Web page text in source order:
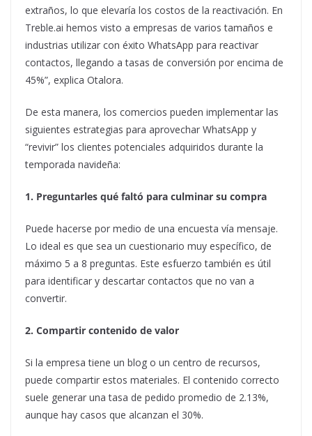
extraños, lo que elevaría los costos de la reactivación. En
Treble.ai hemos visto a empresas de varios tamaños e
industrias utilizar con éxito WhatsApp para reactivar
contactos, llegando a tasas de conversión por encima de
45%”, explica Otalora.
De esta manera, los comercios pueden implementar las
siguientes estrategias para aprovechar WhatsApp y
“revivir” los clientes potenciales adquiridos durante la
temporada navideña:
1. Preguntarles qué faltó para culminar su compra
Puede hacerse por medio de una encuesta vía mensaje.
Lo ideal es que sea un cuestionario muy específico, de
máximo 5 a 8 preguntas. Este esfuerzo también es útil
para identificar y descartar contactos que no van a
convertir.
2. Compartir contenido de valor
Si la empresa tiene un blog o un centro de recursos,
puede compartir estos materiales. El contenido correcto
suele generar una tasa de pedido promedio de 2.13%,
aunque hay casos que alcanzan el 30%.